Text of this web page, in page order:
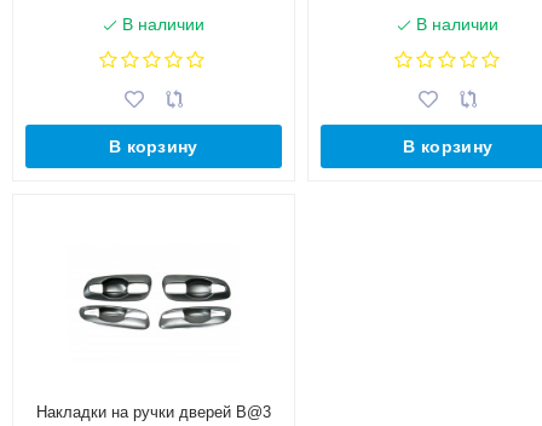
В наличии
В корзину
В наличии
В корзину
Накладки на ручки дверей B@3